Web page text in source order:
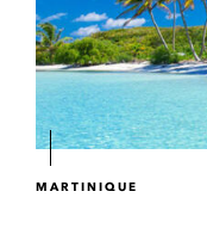
MARTINIQUE